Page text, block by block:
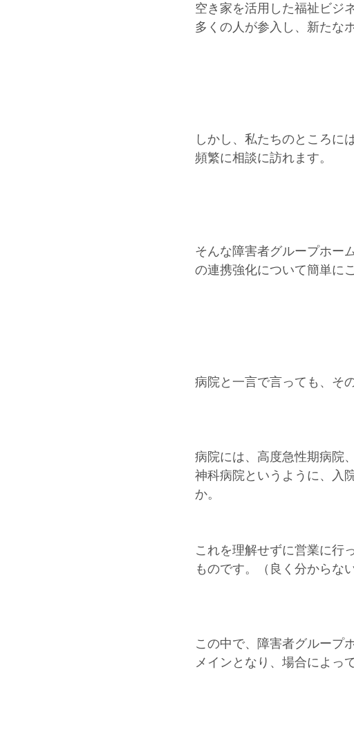
空き家を活用した福祉ビジ
多くの人が参入し、新たな
しかし、私たちのところに
頻繁に相談に訪れます。
そんな障害者グループホー
の連携強化について簡単に
病院と一言で言っても、そ
病院には、高度急性期病院
神科病院というように、入
か。
これを理解せずに営業に行
ものです。（良く分からな
この中で、障害者グループ
メインとなり、場合によっ